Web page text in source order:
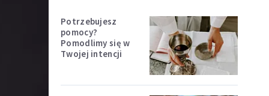
Potrzebujesz
pomocy?
Pomodlimy się w
Twojej intencji